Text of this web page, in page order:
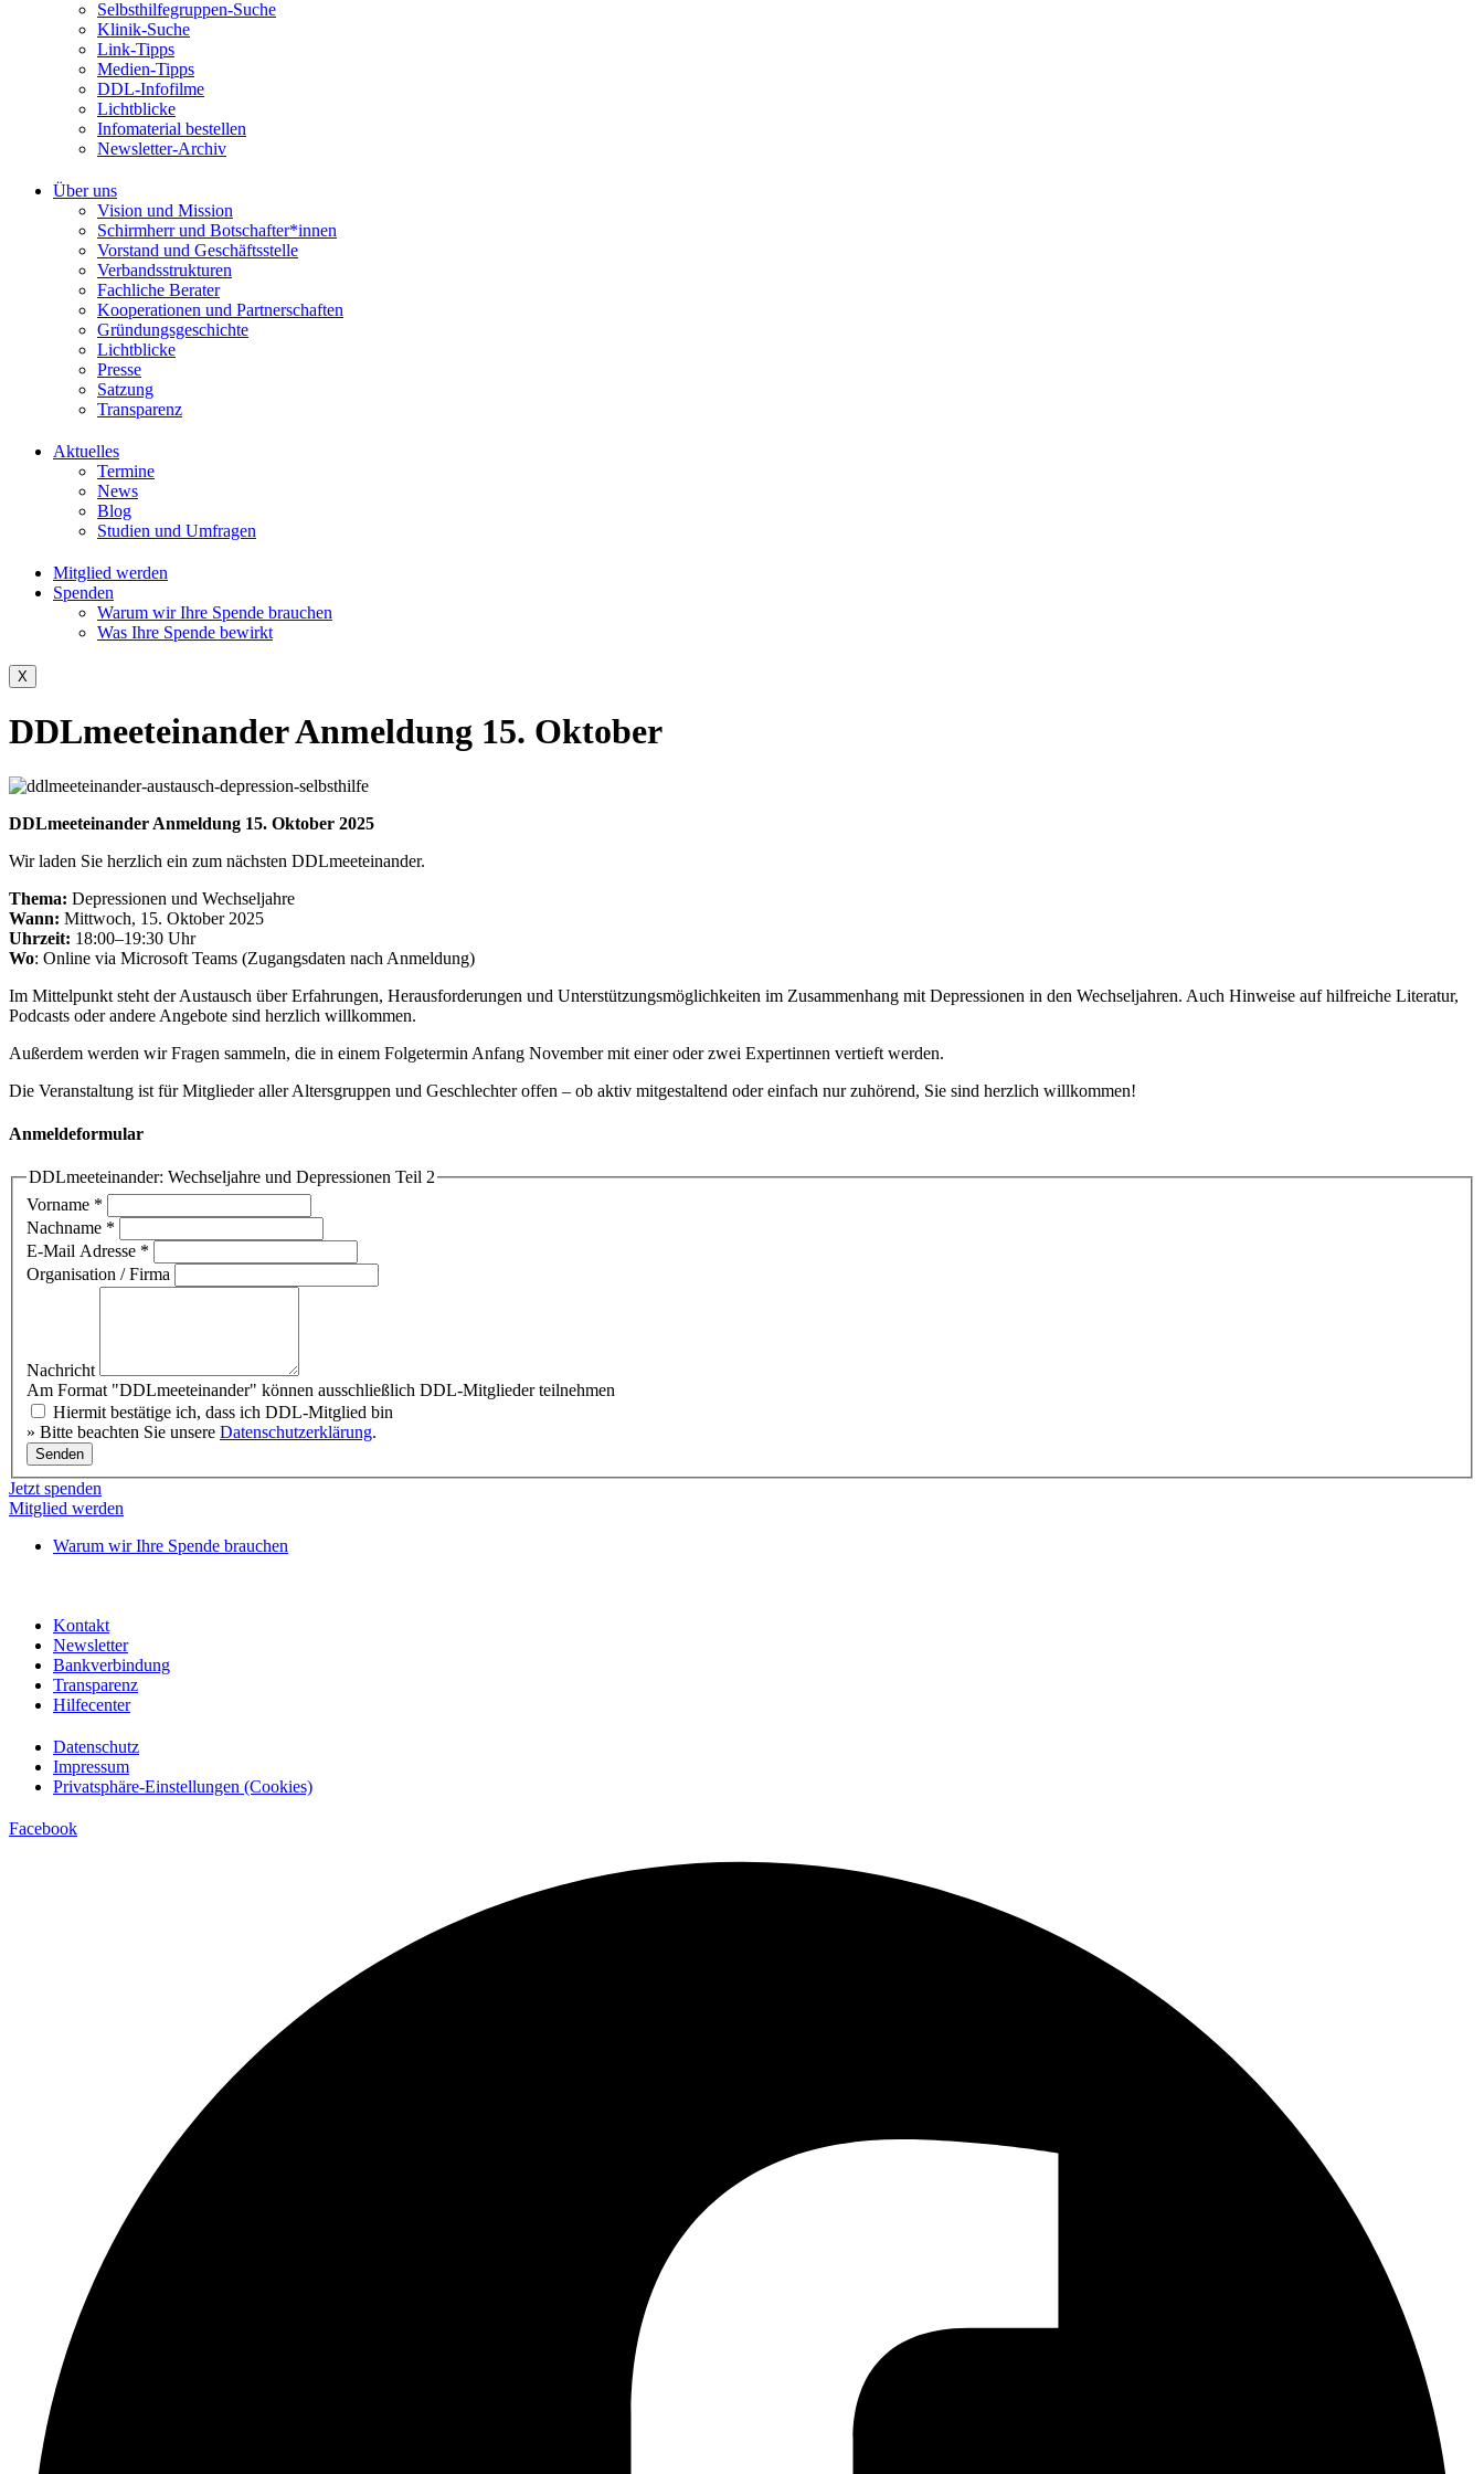
Selbsthilfegruppen-Suche
Klinik-Suche
Link-Tipps
Medien-Tipps
DDL-Infofilme
Lichtblicke
Infomaterial bestellen
Newsletter-Archiv
Über uns
Vision und Mission
Schirmherr und Botschafter*innen
Vorstand und Geschäftsstelle
Verbandsstrukturen
Fachliche Berater
Kooperationen und Partnerschaften
Gründungsgeschichte
Lichtblicke
Presse
Satzung
Transparenz
Aktuelles
Termine
News
Blog
Studien und Umfragen
Mitglied werden
Spenden
Warum wir Ihre Spende brauchen
Was Ihre Spende bewirkt
X
DDLmeeteinander Anmeldung 15. Oktober
DDLmeeteinander Anmeldung 15. Oktober 2025
Wir laden Sie herzlich ein zum nächsten DDLmeeteinander.
Thema: Depressionen und Wechseljahre
Wann: Mittwoch, 15. Oktober 2025
Uhrzeit: 18:00–19:30 Uhr
Wo: Online via Microsoft Teams (Zugangsdaten nach Anmeldung)
Im Mittelpunkt steht der Austausch über Erfahrungen, Herausforderungen und Unterstützungsmöglichkeiten im Zusammenhang mit Depressionen in den Wechseljahren. Auch Hinweise auf hilfreiche Literatur,
Podcasts oder andere Angebote sind herzlich willkommen.
Außerdem werden wir Fragen sammeln, die in einem Folgetermin Anfang November mit einer oder zwei Expertinnen vertieft werden.
Die Veranstaltung ist für Mitglieder aller Altersgruppen und Geschlechter offen – ob aktiv mitgestaltend oder einfach nur zuhörend, Sie sind herzlich willkommen!
Anmeldeformular
DDLmeeteinander: Wechseljahre und Depressionen Teil 2
Vorname *
Nachname *
E-Mail Adresse *
Organisation / Firma
Nachricht
Am Format "DDLmeeteinander" können ausschließlich DDL-Mitglieder teilnehmen
Hiermit bestätige ich, dass ich DDL-Mitglied bin
» Bitte beachten Sie unsere Datenschutzerklärung.
Senden
Jetzt spenden
Mitglied werden
Warum wir Ihre Spende brauchen
Kontakt
Newsletter
Bankverbindung
Transparenz
Hilfecenter
Datenschutz
Impressum
Privatsphäre-Einstellungen (Cookies)
Facebook